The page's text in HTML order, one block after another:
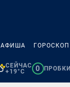
АФИША ГОРОСКОП
СЕЙЧАС
+19°C
0 ПРОБКИ